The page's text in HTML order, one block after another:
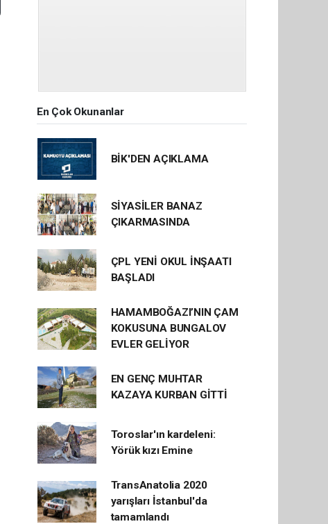
En Çok Okunanlar
BİK'DEN AÇIKLAMA
SİYASİLER BANAZ
ÇIKARMASINDA
ÇPL YENİ OKUL İNŞAATI
BAŞLADI
HAMAMBOĞAZI’NIN ÇAM
KOKUSUNA BUNGALOV
EVLER GELİYOR
EN GENÇ MUHTAR
KAZAYA KURBAN GİTTİ
Toroslar'ın kardeleni:
Yörük kızı Emine
TransAnatolia 2020
yarışları İstanbul'da
tamamlandı